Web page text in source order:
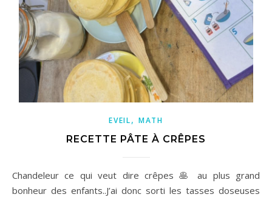
EVEIL, MATH
RECETTE PÂTE À CRÊPES
Chandeleur ce qui veut dire crêpes 🥞 au plus grand
bonheur des enfants..J’ai donc sorti les tasses doseuses